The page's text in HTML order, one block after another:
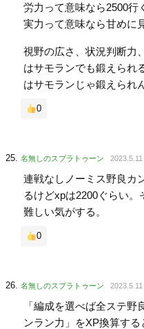
労力って意味なら2500行
実力って意味なら甘めに
視野の広さ、状況判断力
はサモランでも鍛えられ
はサモランじゃ鍛えられ
0
名無しのスプラトゥーン
連戦なしノーミス野良カ
るけどxpは2200ぐらい
難しい気がする。
0
名無しのスプラトゥーン
「編成を選べば全ステ
ンラン力」をXP換算する